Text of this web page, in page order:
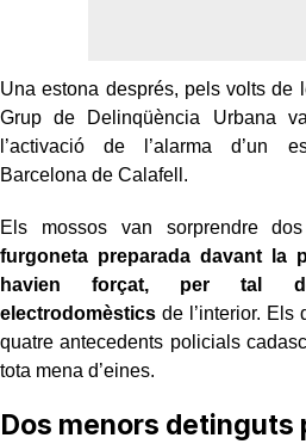
Una estona després, pels volts de
Grup de Delinqüència Urbana
l’activació de l’alarma d’un
Barcelona de Calafell.
Els mossos van sorprendre
furgoneta preparada davant la
havien forçat, per tal
electrodomèstics de l’interior. Els
quatre antecedents policials
tota mena d’eines.
Dos menors detinguts